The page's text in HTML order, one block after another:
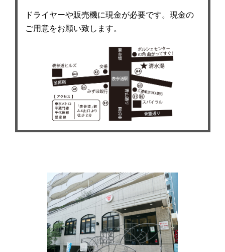
ドライヤーや販売機に現金が必要です。現金の
ご用意をお願い致します。